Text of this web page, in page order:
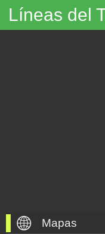
Líneas del
Líneas del
año 3000
Mapas